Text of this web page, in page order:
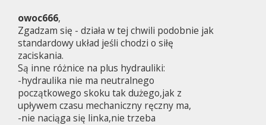
owoc666,
Zgadzam się - działa w tej chwili podobnie jak
standardowy układ jeśli chodzi o siłę
zaciskania.
Są inne różnice na plus hydrauliki:
-hydraulika nie ma neutralnego
początkowego skoku tak dużego,jak z
upływem czasu mechaniczny ręczny ma,
-nie naciąga się linka,nie trzeba